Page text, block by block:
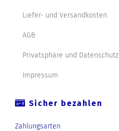
Liefer- und Versandkosten
AGB
Privatsphäre und Datenschutz
Impressum
Sicher bezahlen
Zahlungsarten